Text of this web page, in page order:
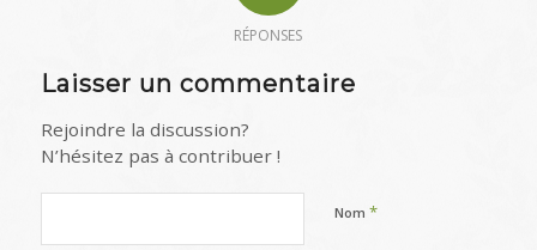
RÉPONSES
Laisser un commentaire
Rejoindre la discussion?
N’hésitez pas à contribuer !
Nom *